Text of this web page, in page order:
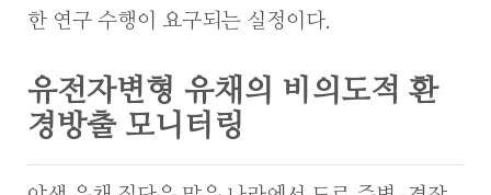
한 연구 수행이 요구되는 실정이다.
유전자변형 유채의 비의도적 환
경방출 모니터링